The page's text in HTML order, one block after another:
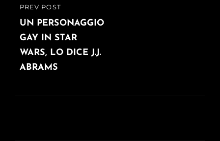
PREVIOUS
POST
PREV POST
UN PERSONAGGIO
GAY IN STAR
WARS, LO DICE J.J.
ABRAMS